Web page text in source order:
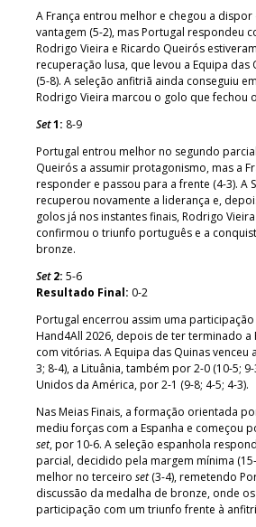
A França entrou melhor e chegou a
vantagem (5-2), mas Portugal respondeu
Rodrigo Vieira e Ricardo Queirós
recuperação lusa, que levou a Equipa das
(5-8). A seleção anfitriã ainda conseguiu
Rodrigo Vieira marcou o golo que fechou
Set1: 8-9
Portugal entrou melhor no segundo
Queirós a assumir protagonismo, mas a
responder e passou para a frente (4-3). A
recuperou novamente a liderança e,
golos já nos instantes finais, Rodrigo
confirmou o triunfo português e a
bronze.
Set2: 5-6
Resultado Final: 0-2
Portugal encerrou assim uma
Hand4All 2026, depois de ter terminado a
com vitórias. A Equipa das Quinas venceu
3; 8-4), a Lituânia, também por 2-0 (10-5;
Unidos da América, por 2-1 (9-8; 4-5; 4-3).
Nas Meias Finais, a formação orientada
mediu forças com a Espanha e começou
set, por 10-6. A seleção espanhola
parcial, decidido pela margem mínima
melhor no terceiro set(3-4), remetendo
discussão da medalha de bronze, onde
participação com um triunfo frente à